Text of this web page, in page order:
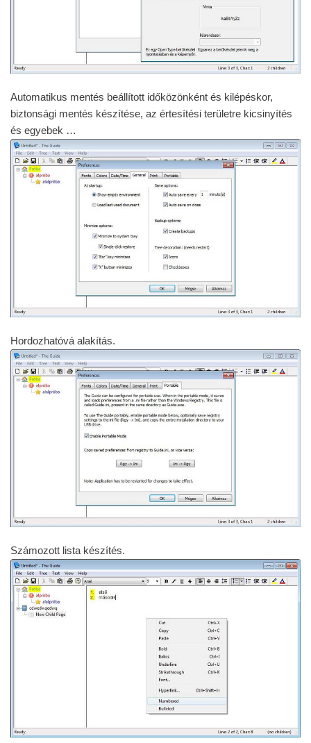
Automatikus mentés beállított időközönként és kilépéskor,
biztonsági mentés készítése, az értesítési területre kicsinyítés
és egyebek …
Hordozhatóvá alakítás.
Számozott lista készítés.